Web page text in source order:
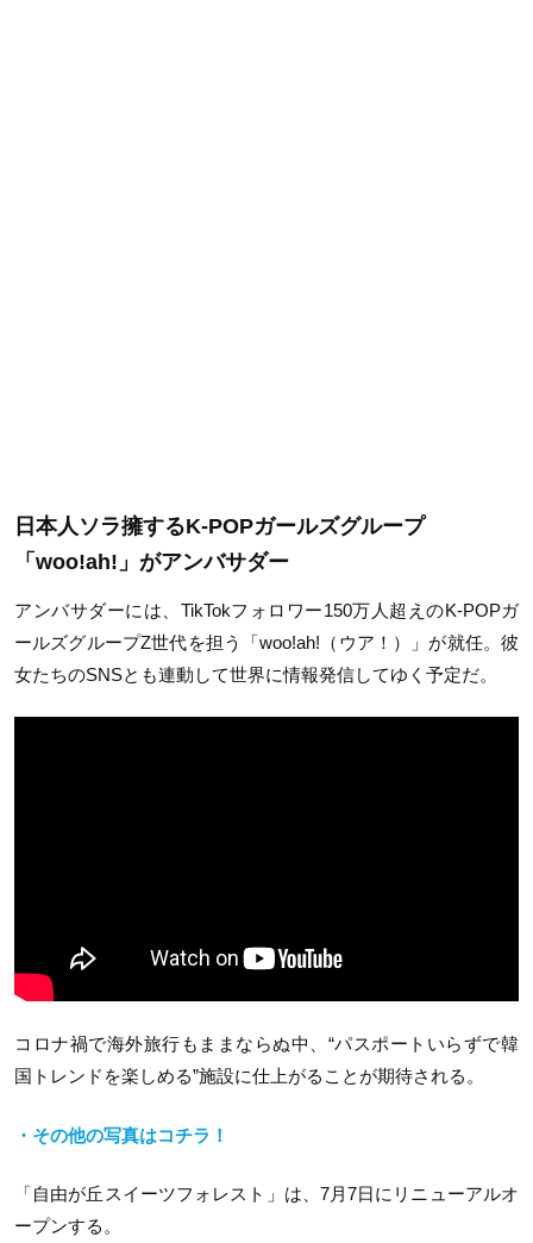
日本人ソラ擁するK-POPガールズグループ
「woo!ah!」がアンバサダー
アンバサダーには、TikTokフォロワー150万人超えのK-POPガ
ールズグループZ世代を担う「woo!ah!（ウア！）」が就任。彼
女たちのSNSとも連動して世界に情報発信してゆく予定だ。
コロナ禍で海外旅行もままならぬ中、“パスポートいらずで韓
国トレンドを楽しめる”施設に仕上がることが期待される。
・その他の写真はコチラ！
「自由が丘スイーツフォレスト」は、7月7日にリニューアルオ
ープンする。